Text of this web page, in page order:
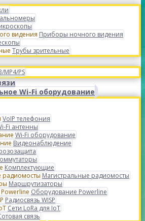
Приборы ночного видения
Трубы зрительные
MP4/PS
Wi-Fi оборудование
VoIP телефония
Fi антенны
Wi-Fi оборудование
Видеонаблюдение
Комплектующие
Магистральные радиомосты
Маршрутизаторы
Оборудование Powerline
Радиосвязь WISP
Сети LoRa для IoT
связь